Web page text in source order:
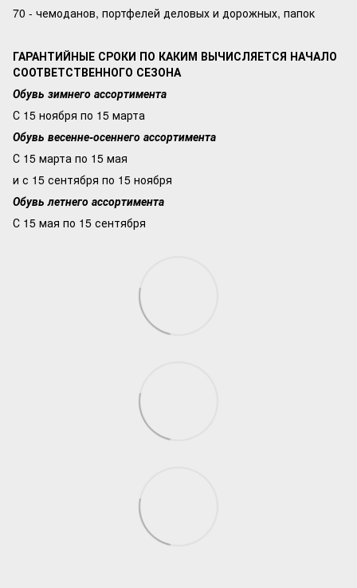
70 - чемоданов, портфелей деловых и дорожных, папок
ГАРАНТИЙНЫЕ СРОКИ ПО КАКИМ ВЫЧИСЛЯЕТСЯ НАЧАЛО
СООТВЕТСТВЕННОГО СЕЗОНА
Обувь зимнего ассортимента
С 15 ноября по 15 марта
Обувь весенне-осеннего ассортимента
С 15 марта по 15 мая
и с 15 сентября по 15 ноября
Обувь летнего ассортимента
С 15 мая по 15 сентября